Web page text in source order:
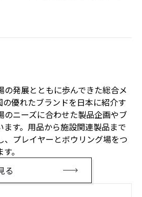
の発展とともに歩んできた総合メ
の優れたブランドを日本に紹介す
のニーズに合わせた製品企画やブ
ます。用品から施設関連製品まで
、プレイヤーとボウリング場をつ
。
る